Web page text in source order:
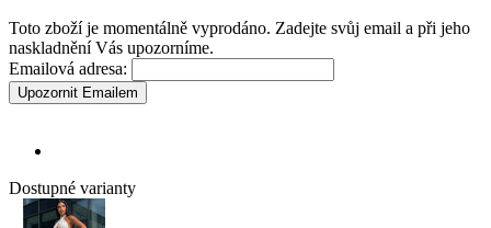
Toto zboží je momentálně vyprodáno. Zadejte svůj email a při jeho
naskladnění Vás upozorníme.
Emailová adresa:
Upozornit Emailem
Dostupné varianty